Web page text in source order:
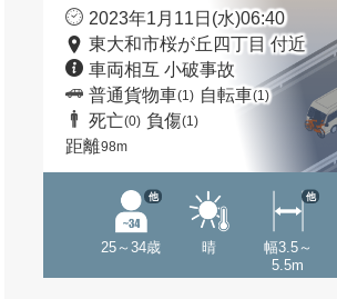
2023年1月11日(水)06:40
東大和市桜が丘四丁目 付近
車両相互 小破事故
普通貨物車(1) 自転車(1)
死亡(0) 負傷(1)
距離98m
25～34歳
他
晴
幅3.5～
5.5m
他